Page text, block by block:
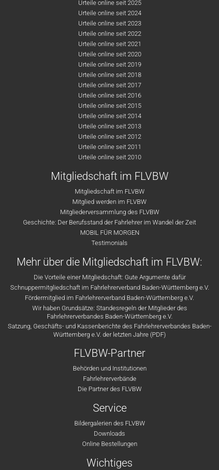
Urteile online seit 2025
Urteile online seit 2024
Urteile online seit 2023
Urteile online seit 2022
Urteile online seit 2021
Urteile online seit 2020
Urteile online seit 2019
Urteile online seit 2018
Urteile online seit 2017
Urteile online seit 2016
Urteile online seit 2015
Urteile online seit 2014
Urteile online seit 2013
Urteile online seit 2012
Urteile online seit 2011
Urteile online seit 2010
Mitgliedschaft im FLVBW
Mitgliedschaft im FLVBW
Mitglied werden im FLVBW
Mitgliederversammlung des FLVBW
Geschichte: Der Berufsstand der Fahrlehrer im Wandel der Zeit
MOBIL FÜR MORGEN
Testimonials
Mehr über die Mitgliedschaft im FLVBW:
Die Vorteile einer Mitgliedschaft: Gute Argumente dafür
Schnuppermitgliedschaft im Fahrlehrerverband Baden-Württemberg e.V.
Fördermitglied im Fahrlehrerverband Baden-Württemberg e.V.
Wir haben Grundsätze: Standesregeln der Mitglieder des
Fahrlehrerverbandes Baden-Württemberg e.V.
Satzung, Geschäfts- und Kassenberichte des Fahrlehrerverbandes Baden-
Württemberg e.V. der letzten Jahre (PDF)
FLVBW-Partner
Behörden und Institutionen
Fahrlehrerverbände
Die Partner des FLVBW
Service
Bildergalerien des FLVBW
Downloads
Online Bestellungen
Wichtiges